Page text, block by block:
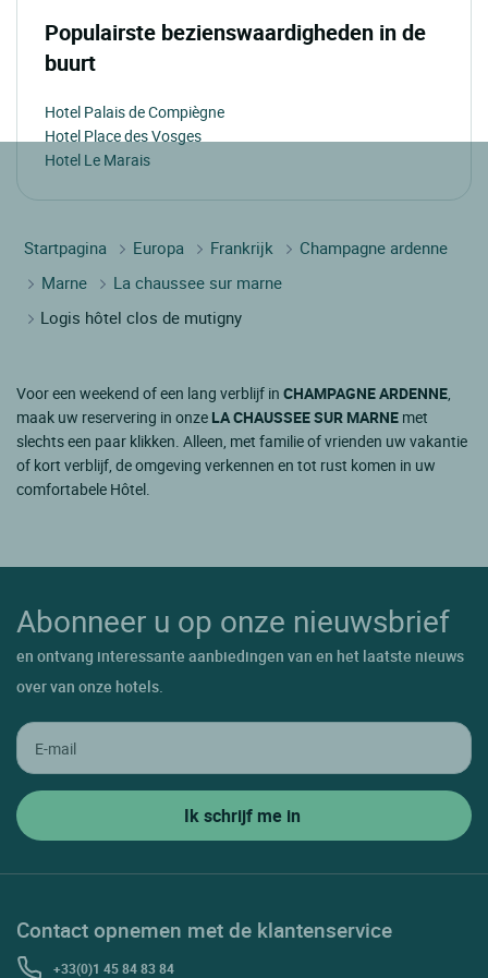
Populairste bezienswaardigheden in de
buurt
Hotel Palais de Compiègne
Hotel Place des Vosges
Hotel Le Marais
Startpagina Europa Frankrijk
Champagne ardenne
Marne
La chaussee sur marne
Logis hôtel clos de mutigny
Voor een weekend of een lang verblijf in CHAMPAGNE ARDENNE,
maak uw reservering in onze LA CHAUSSEE SUR MARNE met
slechts een paar klikken. Alleen, met familie of vrienden uw vakantie
of kort verblijf, de omgeving verkennen en tot rust komen in uw
comfortabele Hôtel.
Abonneer u op onze nieuwsbrief
en ontvang interessante aanbiedingen van en het laatste nieuws
over van onze hotels.
Contact opnemen met de klantenservice
+33(0)1 45 84 83 84